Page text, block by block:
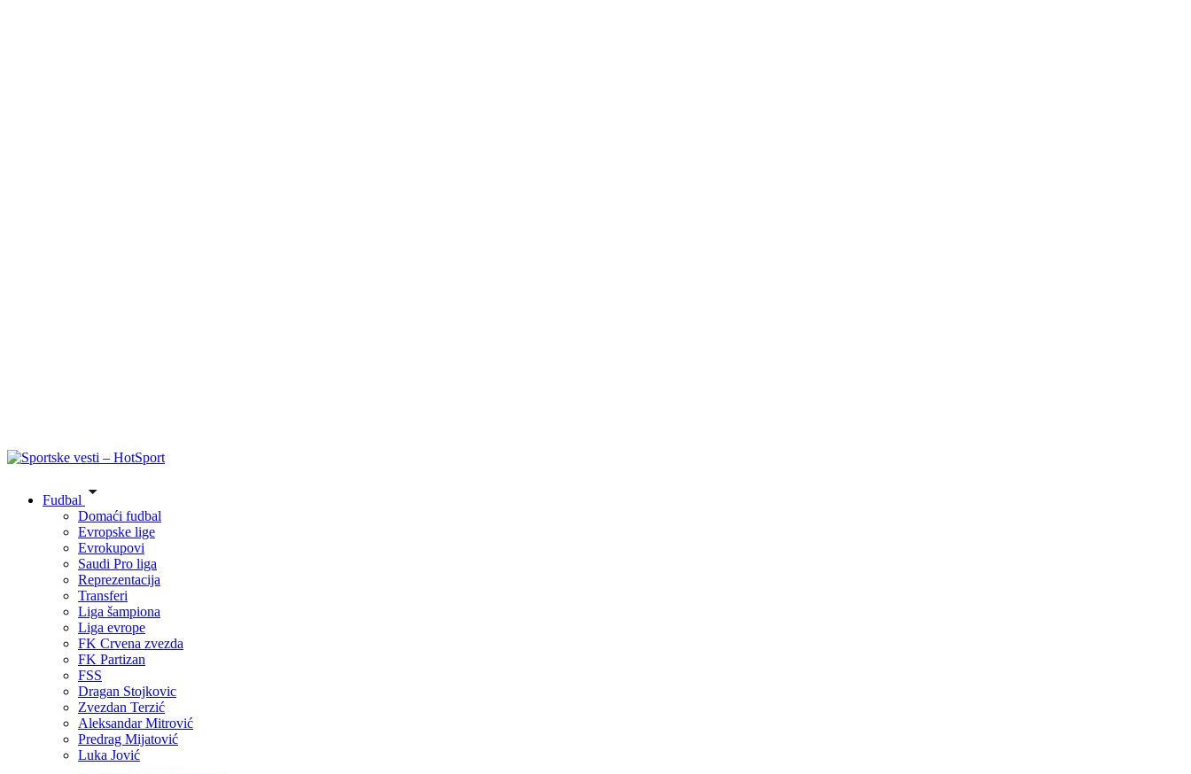
Fudbal
Domaći fudbal
Evropske lige
Evrokupovi
Saudi Pro liga
Reprezentacija
Transferi
Liga šampiona
Liga evrope
FK Crvena zvezda
FK Partizan
FSS
Dragan Stojkovic
Zvezdan Terzić
Aleksandar Mitrović
Predrag Mijatović
Luka Jović